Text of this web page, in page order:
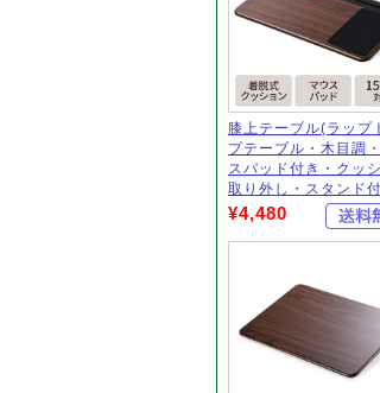
膝上テーブル(ラップ
プテーブル・木目調
スパッド付き・クッ
取り外し・スタンド
¥4,480